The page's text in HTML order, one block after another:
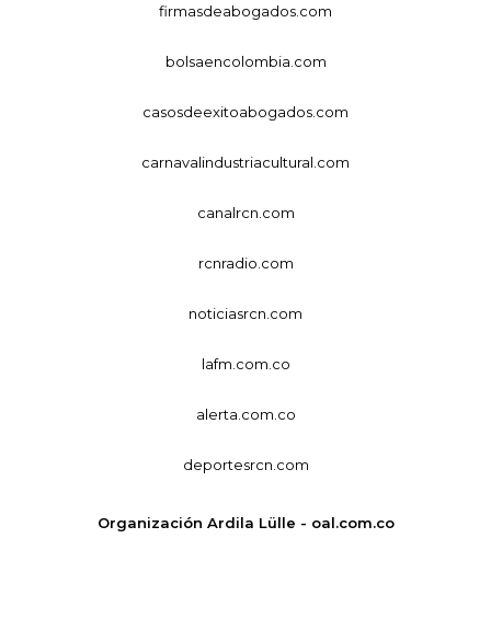
firmasdeabogados.com
bolsaencolombia.com
casosdeexitoabogados.com
carnavalindustriacultural.com
canalrcn.com
rcnradio.com
noticiasrcn.com
lafm.com.co
alerta.com.co
deportesrcn.com
Organización Ardila Lülle - oal.com.co